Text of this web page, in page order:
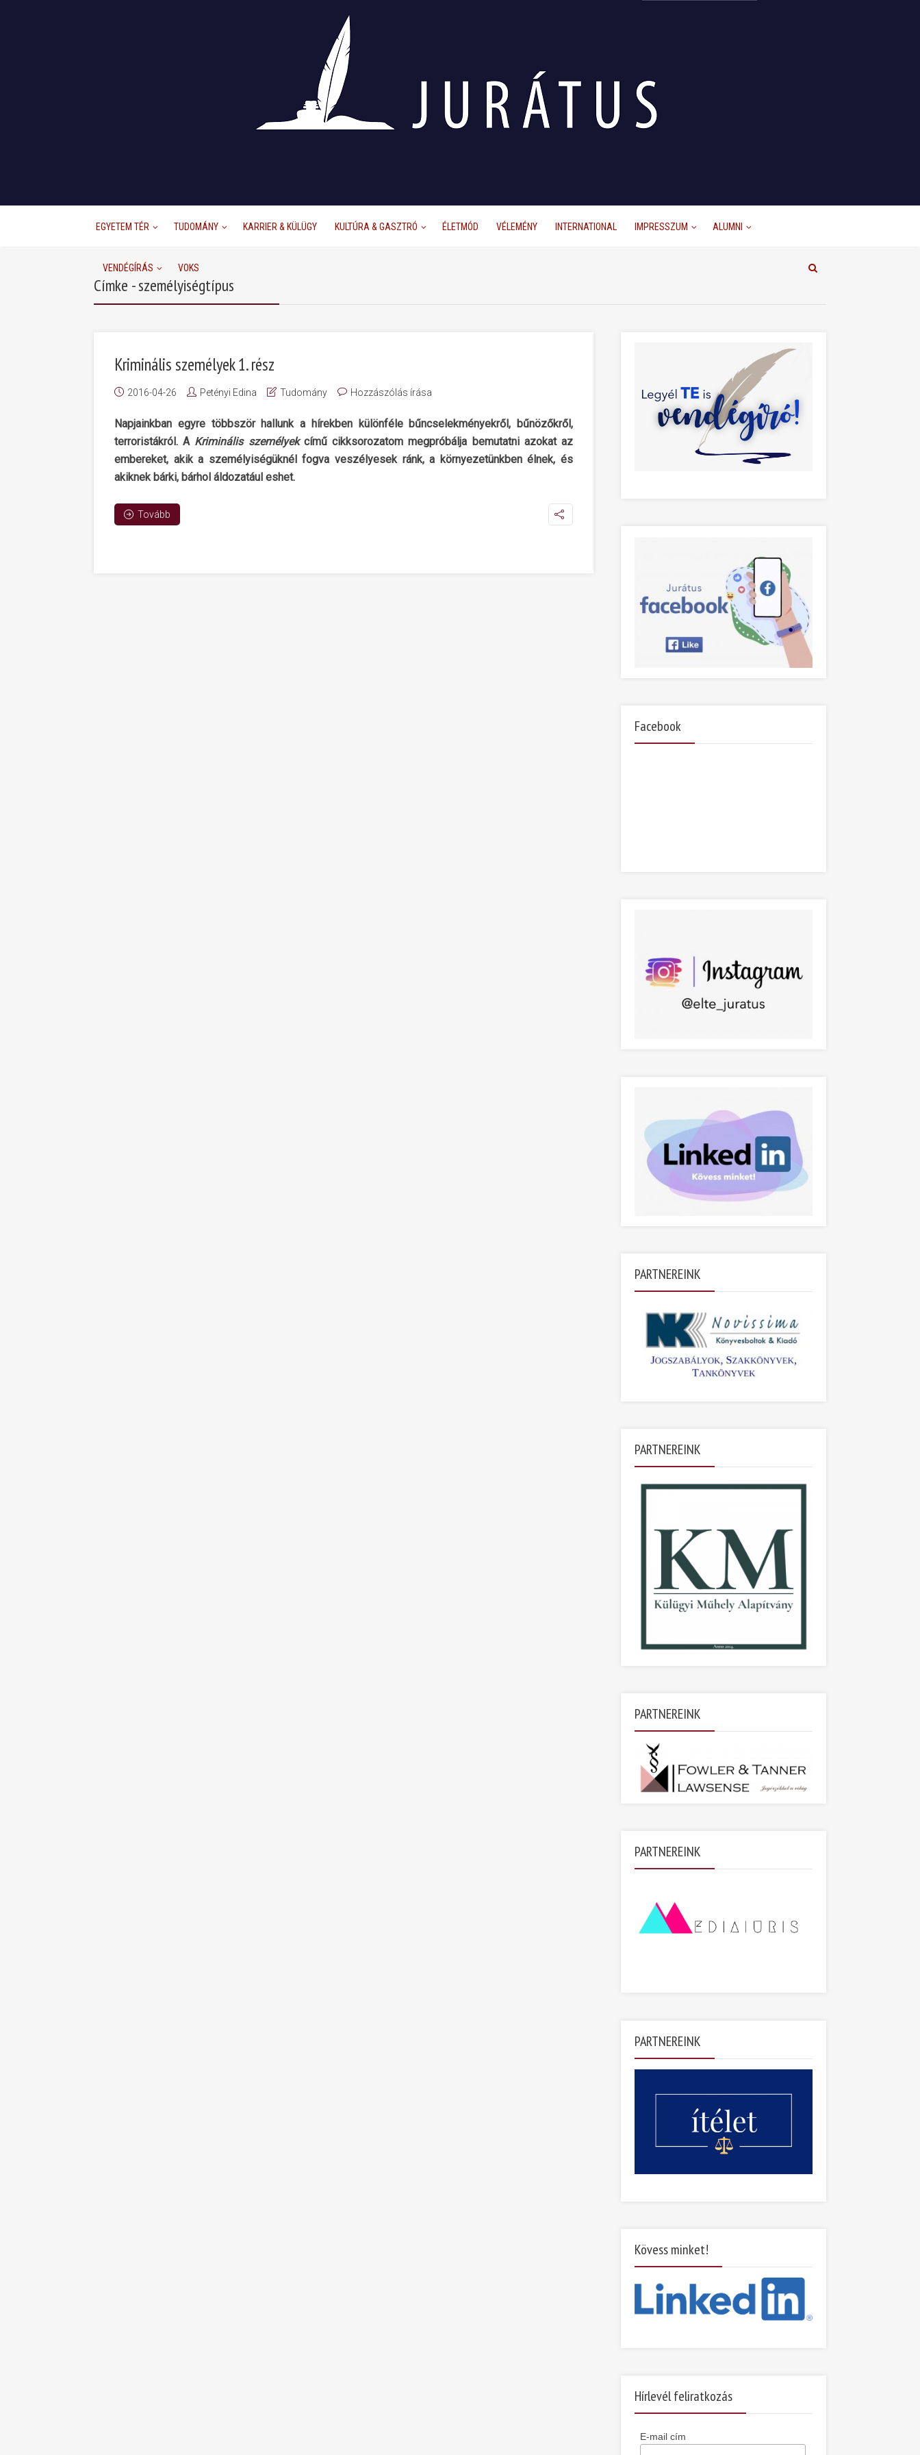
EGYETEM TÉR TUDOMÁNY KARRIER & KÜLÜGY KULTÚRA & GASZTRÓ ÉLETMÓD VÉLEMÉNY INTERNATIONAL IMPRESSZUM ALUMNI
VENDÉGÍRÁS VOKS
Címke - személyiségtípus
Kriminális személyek 1. rész
2016-04-26 Petényi Edina Tudomány Hozzászólás írása
Napjainkban egyre többször hallunk a hírekben különféle bűncselekményekről, bűnözőkről,
terroristákról. A Kriminális személyekcíműcikksorozatom megpróbálja bemutatni azokat az
embereket, akik a személyiségüknél fogva veszélyesek ránk, a környezetünkben élnek, és
akiknek bárki, bárhol áldozatául eshet.
Tovább
Facebook
PARTNEREINK
PARTNEREINK
PARTNEREINK
PARTNEREINK
PARTNEREINK
Kövess minket!
Hírlevél feliratkozás
E-mail cím